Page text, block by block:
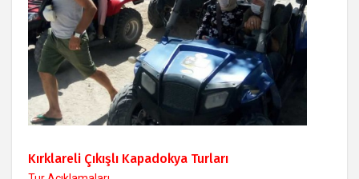
Kırklareli Çıkışlı Kapadokya Turları